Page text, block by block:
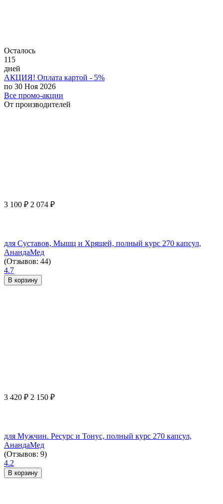
Осталось
115
дней
АКЦИЯ! Оплата картой - 5%
по 30 Ноя 2026
Все промо-акции
От производителей
3 100 ₽ 2 074 ₽
для Суставов, Мышц и Хрящей, полный курс 270 капсул,
АнандаМед
(Отзывов: 44)
4.7
В корзину
3 420 ₽ 2 150 ₽
для Мужчин. Ресурс и Тонус, полный курс 270 капсул,
АнандаМед
(Отзывов: 9)
4.2
В корзину